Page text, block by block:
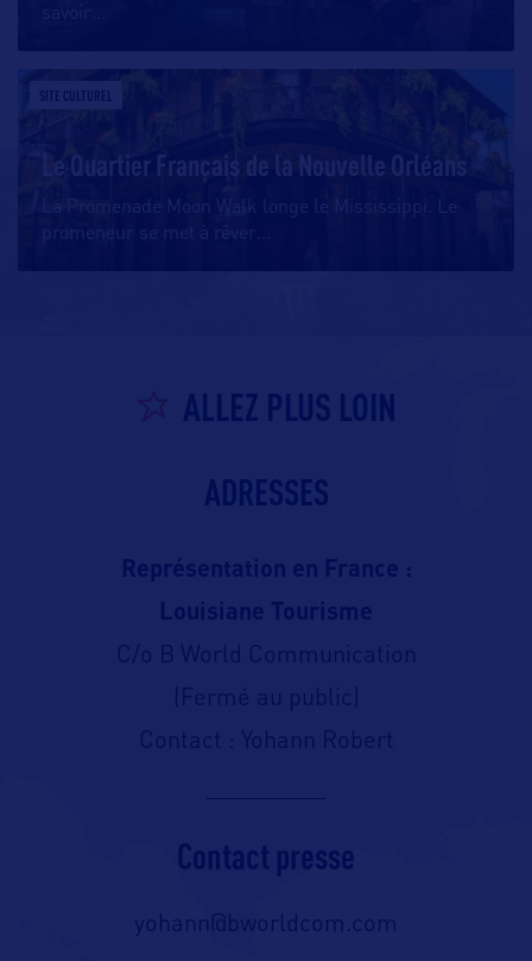
SITE CULTUREL
Le Quartier Français de la Nouvelle Orléans
La Promenade Moon Walk longe le Mississippi. Le
promeneur se met à rêver
ALLEZ PLUS LOIN
ADRESSES
Représentation en France :
C/o B World Communication
(Fermé au public)
Contact : Yohann Robert
Contact presse
yohann@bworldcom.com